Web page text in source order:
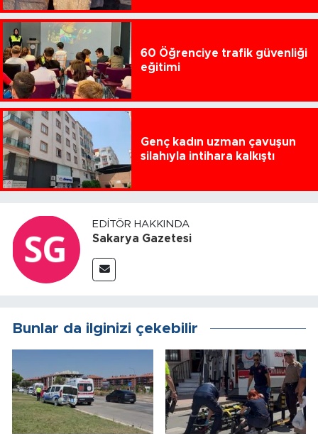
60 Öğrenciye trafik güvenliği
eğitimi
Genç kadın uzman çavuşun
silahıyla intihara kalkıştı
EDITÖR HAKKINDA
Sakarya Gazetesi
Bunlar da ilginizi çekebilir